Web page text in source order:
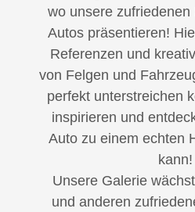
wo unsere
Autos präsentieren!
Referenzen und
von Felgen und
perfekt unterstreichen
inspirieren und
Auto zu einem echten
kann!
Unsere Galerie
und anderen